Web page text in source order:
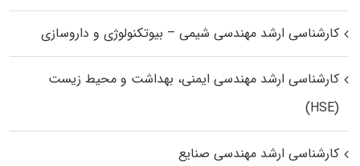
کارشناسی ارشد مهندسی شیمی – بیوتکنولوژی و داروسازی
کارشناسی ارشد مهندسی ایمنی، بهداشت و محیط زیست
(HSE)
کارشناسی ارشد مهندسی صنایع